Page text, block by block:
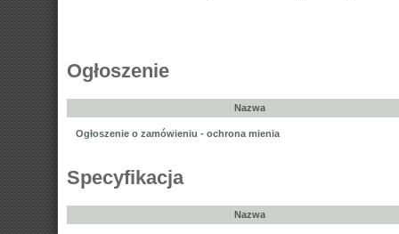
Ogłoszenie
Nazwa
Ogłoszenie o zamówieniu - ochrona mienia
Specyfikacja
Nazwa